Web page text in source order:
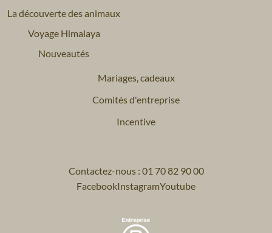
La découverte des animaux
Voyage Himalaya
Nouveautés
Mariages, cadeaux
Comités d'entreprise
Incentive
Contactez-nous : 01 70 82 90 00
FacebookInstagramYoutube